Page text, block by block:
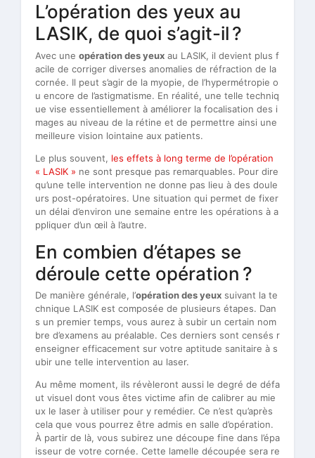
L’opération des yeux au
LASIK, de quoi s’agit-il ?
Avec une opération des yeux au LASIK, il devient plus f
acile de corriger diverses anomalies de réfraction de la
cornée. Il peut s’agir de la myopie, de l’hypermétropie o
u encore de l’astigmatisme. En réalité, une telle techniq
ue vise essentiellement à améliorer la focalisation des i
mages au niveau de la rétine et de permettre ainsi une
meilleure vision lointaine aux patients.
Le plus souvent, les effets à long terme de l’opération
« LASIK » ne sont presque pas remarquables. Pour dire
qu’une telle intervention ne donne pas lieu à des doule
urs post-opératoires. Une situation qui permet de fixer
un délai d’environ une semaine entre les opérations à a
ppliquer d’un œil à l’autre.
En combien d’étapes se
déroule cette opération ?
De manière générale, l’opération des yeux suivant la te
chnique LASIK est composée de plusieurs étapes. Dan
s un premier temps, vous aurez à subir un certain nom
bre d’examens au préalable. Ces derniers sont censés r
enseigner efficacement sur votre aptitude sanitaire à s
ubir une telle intervention au laser.
Au même moment, ils révèleront aussi le degré de défa
ut visuel dont vous êtes victime afin de calibrer au mie
ux le laser à utiliser pour y remédier. Ce n’est qu’après
cela que vous pourrez être admis en salle d’opération.
À partir de là, vous subirez une découpe fine dans l’épa
isseur de votre cornée. Cette lamelle découpée sera re